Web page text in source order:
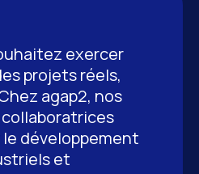
exercer
projets réels,
agap2, nos
développement
et